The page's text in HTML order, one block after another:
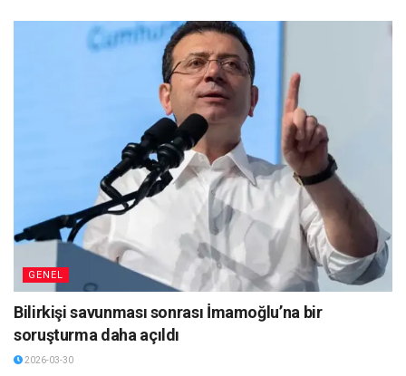
GENEL
Bilirkişi savunması sonrası İmamoğlu’na bir
soruşturma daha açıldı
2026-03-30